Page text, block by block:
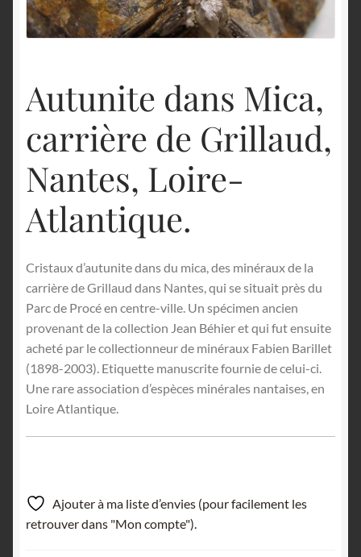
Autunite dans Mica,
carrière de Grillaud,
Nantes, Loire-
Atlantique.
Cristaux d’autunite dans du mica, des minéraux de la
carrière de Grillaud dans Nantes, qui se situait près du
Parc de Procé en centre-ville. Un spécimen ancien
provenant de la collection Jean Béhier et qui fut ensuite
acheté par le collectionneur de minéraux Fabien Barillet
(1898-2003). Etiquette manuscrite fournie de celui-ci.
Une rare association d’espèces minérales nantaises, en
Loire Atlantique.
Ajouter à ma liste d’envies (pour facilement les
retrouver dans "Mon compte").